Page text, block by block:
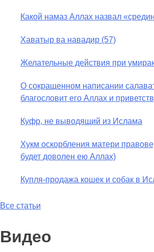
Какой намаз Аллах назвал
Хаватыр ва навадир (57)
Желательные действия при
О сокращенном написании
благословит его Аллах и
Куфр, не выводящий из Ислама
Хукм оскорбления матери
будет доволен ею Аллах)
Купля-продажа кошек и собак в
Все статьи
Видео